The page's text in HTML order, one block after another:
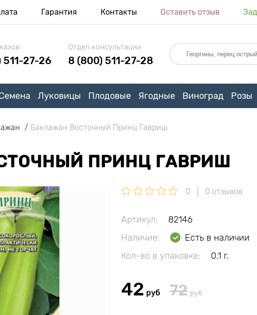
Гарантия Контакты Оставить отзыв
511-27-26
Отдел консультации
8 (800) 511-27-28
Луковицы Плодовые Ягодные Виноград Розы
Баклажан Восточный Принц Гавриш
ПРИНЦ ГАВРИШ
0 0 отзывов
Артикул:
82146
Наличие:
Есть в наличии
Кол-во в упаковке:
0.1 г.
42 руб 72 руб